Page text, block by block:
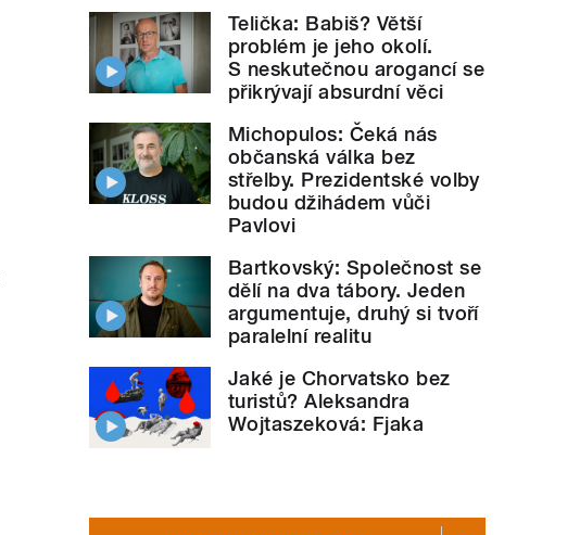
Telička: Babiš? Větší
problém je jeho okolí.
S neskutečnou arogancí se
přikrývají absurdní věci
Michopulos: Čeká nás
občanská válka bez
střelby. Prezidentské volby
budou džihádem vůči
Pavlovi
Bartkovský: Společnost se
dělí na dva tábory. Jeden
argumentuje, druhý si tvoří
paralelní realitu
Jaké je Chorvatsko bez
turistů? Aleksandra
Wojtaszeková: Fjaka